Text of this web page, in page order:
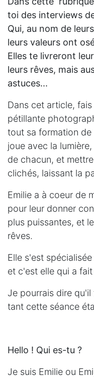
toi des interviews
Qui, au nom de
leurs valeurs ont
Elles te livreront
leurs rêves, mais
astuces...
Dans cet article,
pétillante
tout sa formation
joue avec la
de chacun, et
clichés, laissant la
Emilie a à coeur de
pour leur donner
plus puissantes, et
rêves.
Elle s'est
et c'est elle qui a
Je pourrais dire
tant cette séance
Hello ! Qui es-tu ?
Je suis Emilie ou